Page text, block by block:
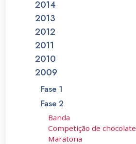
2014
2013
2012
2011
2010
2009
Fase 1
Fase 2
Banda
Competição de chocolate
Maratona